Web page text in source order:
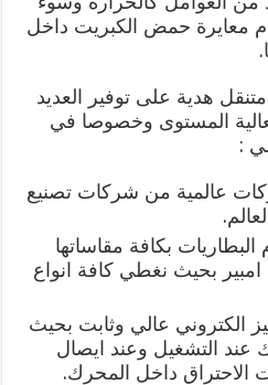
معايرة حمض الكبريت داخل
هدية على توفير العديد
المستوى وخصوصا في
:
عالمية من شركات تصنيع
البطاريات بكافة مقاساتها
من 20 امبير وحتى 300 امبير بحيث نغطي كافة انواع
الكتروني عالي وثابت بحيث
عند التشغيل وعند ايصال
الاحتراق داخل المحرك.